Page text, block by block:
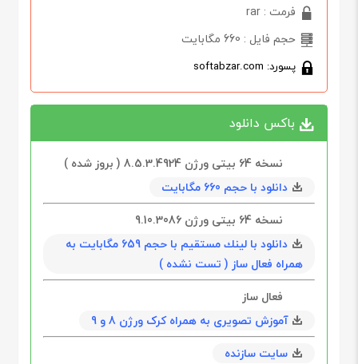
فرمت : rar
حجم فایل : 660 مگابایت
پسورد: softabzar.com
باکس دانلود
نسخه 64 بیتی ورژن 8.5.3.4924 ( بروز شده )
دانلود با حجم 660 مگابایت
نسخه 64 بیتی ورژن 9.10.3086
دانلود با لينك مستقيم با حجم 659 مگابایت به
همراه فعال ساز ( تست نشده )
فعال ساز
آموزش تصویری به همراه کرک ورژن 8 و 9
سایت سازنده